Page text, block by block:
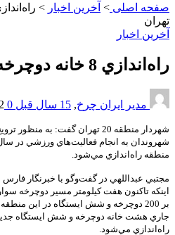
صفحه اصلی > آخرین اخبار >
تهران
آخرین اخبار
راه‌اندازي 8 خانه دوچرخه در جنوب تهران
مدیر ایران چرخ, 15 سال قبل 0
2 min
شهردار منطقه 20 تهران گفت: به
شهروندان به انجام فعاليت‌هاي ورزشي در
منطقه راه‌اندازي مي‌شود.
مجتبي عبداللهي در گفت‌و‌گو با خبرنگار
اينكه تاكنون هفت كيلومتر مسير دوچرخه
بر 200 دوچرخه و شش ايستگاه در اين
جاري هشت خانه دوچرخه و شش ايستگاه
راه‌اندازي مي‌شود.